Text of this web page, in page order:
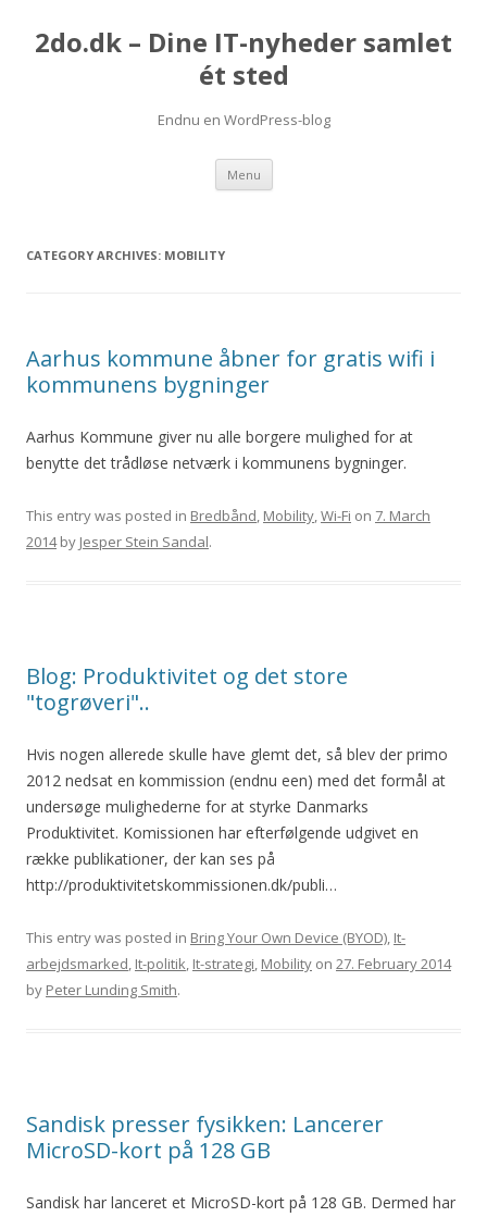
2do.dk – Dine IT-nyheder samlet
ét sted
Endnu en WordPress-blog
Menu Skip
content
CATEGORY ARCHIVES: MOBILITY
Aarhus kommune åbner for gratis wifi i
kommunens bygninger
Aarhus Kommune giver nu alle borgere mulighed for at
benytte det trådløse netværk i kommunens bygninger.
This entry was posted in Bredbånd, Mobility,Wi-Fi on 7. March
2014by Jesper Stein Sandal.
Blog: Produktivitet og det store
"togrøveri"..
Hvis nogen allerede skulle have glemt det, så blev der primo
2012 nedsat en kommission (endnu een) med det formål at
undersøge mulighederne for at styrke Danmarks
Produktivitet. Komissionen har efterfølgende udgivet en
række publikationer, der kan ses på
http://produktivitetskommissionen.dk/publi…
This entry was posted in Bring Your Own Device (BYOD), It-
arbejdsmarked, It-politik, It-strategi, Mobility on 27. February 2014
by Peter Lunding Smith.
Sandisk presser fysikken: Lancerer
MicroSD-kort på 128 GB
Sandisk har lanceret et MicroSD-kort på 128 GB. Dermed har